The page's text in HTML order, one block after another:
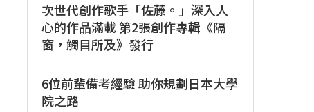
次世代創作歌手「佐藤。」深入人
心的作品滿載 第2張創作專輯《隔
窗，觸目所及》發行
6位前輩備考經驗 助你規劃日本大學
院之路